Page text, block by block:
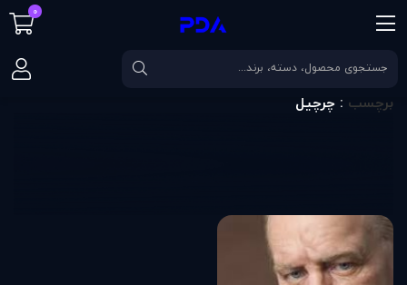
صفحه اصلی برچسب چرچیل
برچسب : چرچیل
0